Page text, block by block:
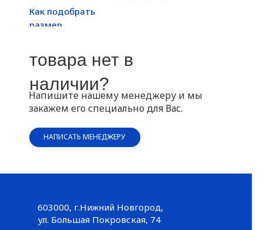
Как подобрать
размер
товара нет в
наличии?
Напишите нашему менеджеру и мы
закажем его специально для Вас.
НАПИСАТЬ МЕНЕДЖЕРУ
Большая Покровская, 74
603000, г.Нижний Новгород,
ул. Большая Покровская, 74